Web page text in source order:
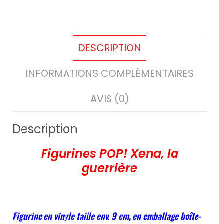
DESCRIPTION
INFORMATIONS COMPLÉMENTAIRES
AVIS (0)
Description
Figurines POP! Xena, la
guerrière
Figurine en vinyle taille env. 9 cm, en emballage boîte-